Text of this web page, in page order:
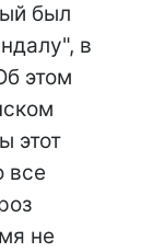
был
в
этом
этот
все
не